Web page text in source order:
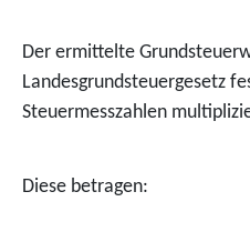
Der ermittelte
Landesgrundsteuergesetz
Steuermesszahlen
Diese betragen: